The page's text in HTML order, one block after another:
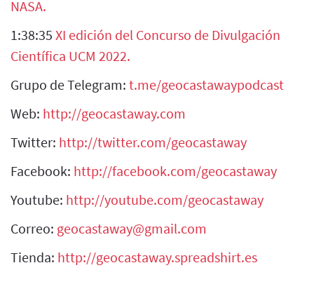
NASA.
1:38:35 XI edición del Concurso de Divulgación
Científica UCM 2022.
Grupo de Telegram: t.me/geocastawaypodcast
Web: http://geocastaway.com
Twitter: http://twitter.com/geocastaway
Facebook: http://facebook.com/geocastaway
Youtube: http://youtube.com/geocastaway
Correo: geocastaway@gmail.com
Tienda: http://geocastaway.spreadshirt.es